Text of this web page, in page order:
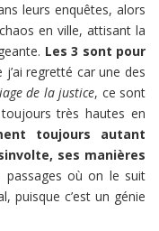
leurs enquêtes, alors
en ville, attisant la
Les 3 sont pour
j’ai regretté car une des
de la justice, ce sont
très hautes en
toujours autant
ses manières
passages où on le suit
puisque c’est un génie